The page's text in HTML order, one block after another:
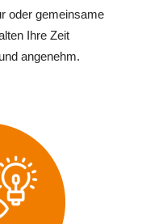
oder gemeinsame
Ihre Zeit
angenehm.